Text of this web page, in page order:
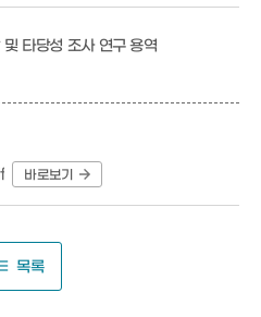
타당성 조사 연구 용역
바로보기
목록